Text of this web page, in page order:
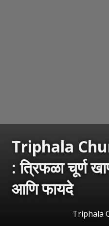
Triphala
: त्रिफळा चूर्ण
आणि फायदे
Triphala